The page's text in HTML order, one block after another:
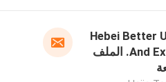
Hebei Better
And Export Co., Ltd. الملف